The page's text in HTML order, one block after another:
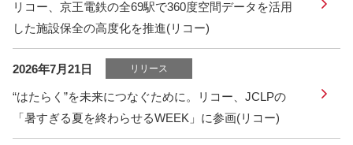
リコー、京王電鉄の全69駅で360度空間データを活用
した施設保全の高度化を推進(リコー)
2026年7月21日 リリース
“はたらく”を未来につなぐために。リコー、JCLPの
「暑すぎる夏を終わらせるWEEK」に参画(リコー)